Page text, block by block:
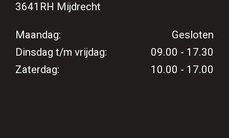
3641RH Mijdrecht
Maandag:
Gesloten
Dinsdag t/m vrijdag:
09.00 - 17.30
Zaterdag:
10.00 - 17.00